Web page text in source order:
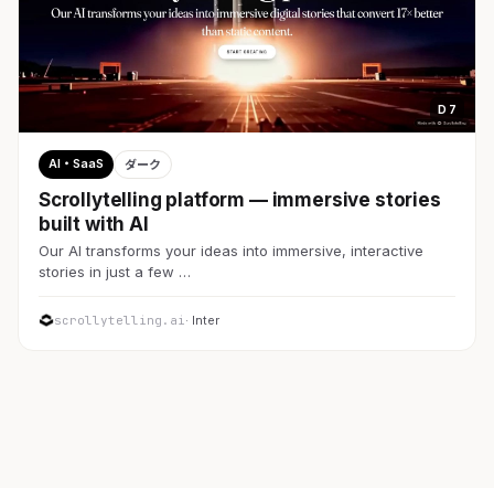
D 7
AI・SaaS ダーク
Scrollytelling platform — immersive stories
built with AI
Our AI transforms your ideas into immersive, interactive
stories in just a few …
scrollytelling.ai· Inter